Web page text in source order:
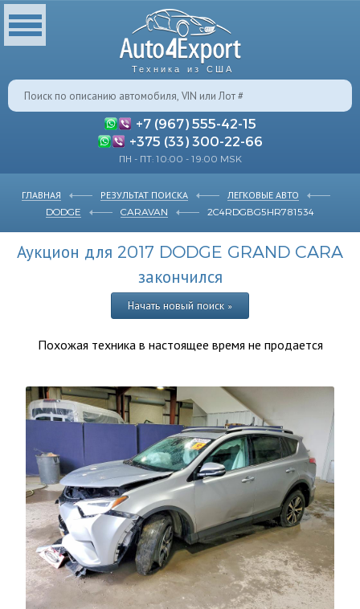
Техника из США
+7 (967) 555-42-15
+375 (33) 300-22-66
ПН - ПТ: 10:00 - 19:00 MSK
ГЛАВНАЯ РЕЗУЛЬТАТ ПОИСКА
ЛЕГКОВЫЕ АВТО
DODGE
CARAVAN 2C4RDGBG5HR781534
Аукцион для 2017 DODGE GRAND CARA
закончился
Начать новый поиск »
Похожая техника в настоящее время не продается